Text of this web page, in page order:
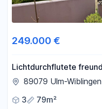
249.000 €
Lichtdurchflutete
Dachgeschoßwohnung
89079 Ulm-
3
79m²